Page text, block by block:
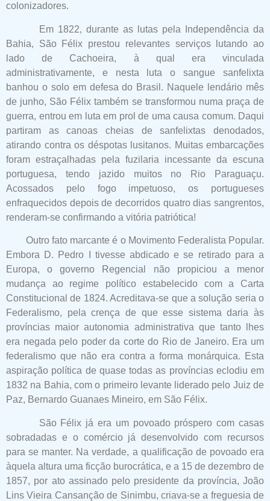
colonizadores.
Em 1822, durante as lutas pela Independência da
Bahia, São Félix prestou relevantes serviços lutando ao
lado de Cachoeira, à qual era vinculada
administrativamente, e nesta luta o sangue sanfelixta
banhou o solo em defesa do Brasil. Naquele lendário mês
de junho, São Félix também se transformou numa praça de
guerra, entrou em luta em prol de uma causa comum. Daqui
partiram as canoas cheias de sanfelixtas denodados,
atirando contra os déspotas lusitanos. Muitas embarcações
foram estraçalhadas pela fuzilaria incessante da escuna
portuguesa, tendo jazido muitos no Rio Paraguaçu.
Acossados pelo fogo impetuoso, os portugueses
enfraquecidos depois de decorridos quatro dias sangrentos,
renderam-se confirmando a vitória patriótica!
Outro fato marcante é o Movimento Federalista Popular.
Embora D. Pedro I tivesse abdicado e se retirado para a
Europa, o governo Regencial não propiciou a menor
mudança ao regime político estabelecido com a Carta
Constitucional de 1824. Acreditava-se que a solução seria o
Federalismo, pela crença de que esse sistema daria às
províncias maior autonomia administrativa que tanto lhes
era negada pelo poder da corte do Rio de Janeiro. Era um
federalismo que não era contra a forma monárquica. Esta
aspiração política de quase todas as províncias eclodiu em
1832 na Bahia, com o primeiro levante liderado pelo Juiz de
Paz, Bernardo Guanaes Mineiro, em São Félix.
São Félix já era um povoado próspero com casas
sobradadas e o comércio já desenvolvido com recursos
para se manter. Na verdade, a qualificação de povoado era
àquela altura uma ficção burocrática, e a 15 de dezembro de
1857, por ato assinado pelo presidente da província, João
Lins Vieira Cansanção de Sinimbu, criava-se a freguesia de